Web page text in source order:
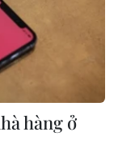
hàng ở